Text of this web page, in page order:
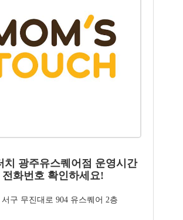
치 광주유스퀘어점 운영시간
전화번호 확인하세요!
구 무진대로 904 유스퀘어 2층